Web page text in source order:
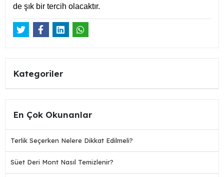
de şık bir tercih olacaktır.
Kategoriler
En Çok Okunanlar
Terlik Seçerken Nelere Dikkat Edilmeli?
Süet Deri Mont Nasıl Temizlenir?